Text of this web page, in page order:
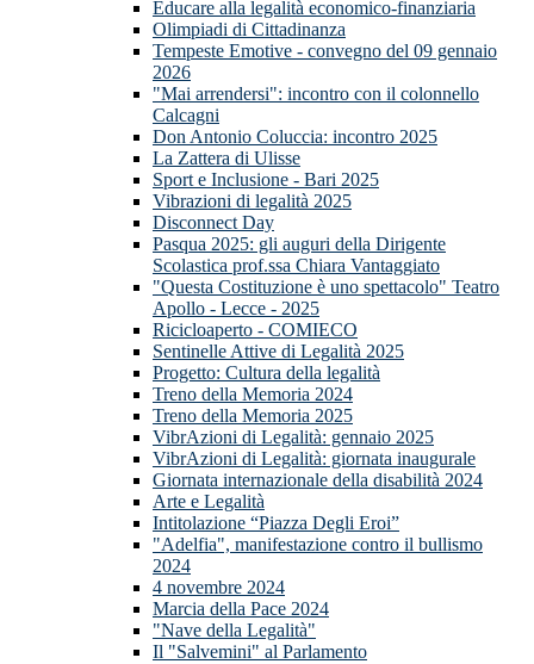
Educare alla legalità economico-finanziaria
Olimpiadi di Cittadinanza
Tempeste Emotive - convegno del 09 gennaio
2026
"Mai arrendersi": incontro con il colonnello
Calcagni
Don Antonio Coluccia: incontro 2025
La Zattera di Ulisse
Sport e Inclusione - Bari 2025
Vibrazioni di legalità 2025
Disconnect Day
Pasqua 2025: gli auguri della Dirigente
Scolastica prof.ssa Chiara Vantaggiato
"Questa Costituzione è uno spettacolo" Teatro
Apollo - Lecce - 2025
Ricicloaperto - COMIECO
Sentinelle Attive di Legalità 2025
Progetto: Cultura della legalità
Treno della Memoria 2024
Treno della Memoria 2025
VibrAzioni di Legalità: gennaio 2025
VibrAzioni di Legalità: giornata inaugurale
Giornata internazionale della disabilità 2024
Arte e Legalità
Intitolazione “Piazza Degli Eroi”
"Adelfia", manifestazione contro il bullismo
2024
4 novembre 2024
Marcia della Pace 2024
"Nave della Legalità"
Il "Salvemini" al Parlamento